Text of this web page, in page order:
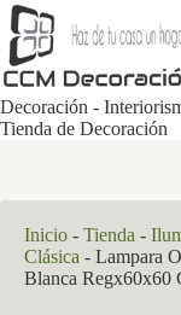
Saltar
al
contenido
Decoración -
Tienda de Decoración
Inicio - Tienda -
Clásica - Lampara
Blanca Regx60x60